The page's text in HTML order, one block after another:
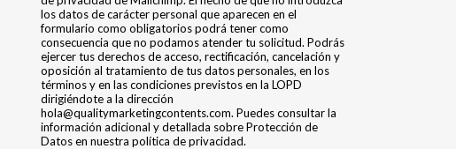
los datos de carácter personal que aparecen en el
formulario como obligatorios podrá tener como
consecuencia que no podamos atender tu solicitud. Podrás
ejercer tus derechos de acceso, rectificación, cancelación y
oposición al tratamiento de tus datos personales, en los
términos y en las condiciones previstos en la LOPD
dirigiéndote a la dirección
hola@qualitymarketingcontents.com. Puedes consultar la
información adicional y detallada sobre Protección de
Datos en nuestra política de privacidad.